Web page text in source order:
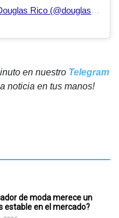
Una publicación compartida de Douglas Rico (@douglasricovzla)
en nuestro Telegram
noticia en tus manos!
de moda merece un
estable en el mercado?